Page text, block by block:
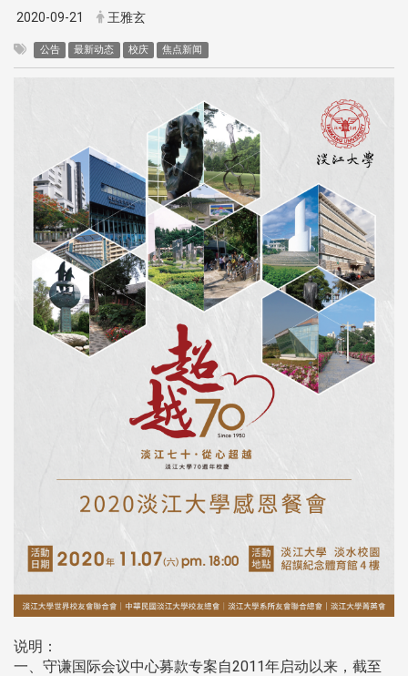
2020-09-21 王雅玄
公告 最新动态 校庆 焦点新闻
说明：
一、守谦国际会议中心募款专案自2011年启动以来，截至